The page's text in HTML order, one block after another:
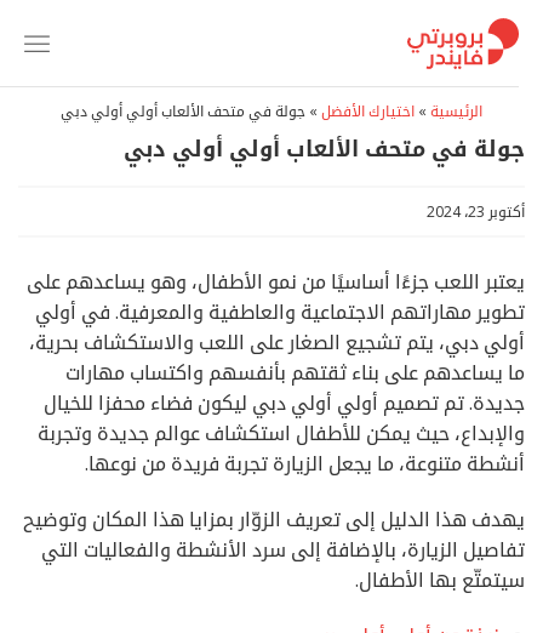
الرئيسية»اختيارك الأفضل»جولة في متحف الألعاب أولي أولي دبي
جولة في متحف الألعاب أولي أولي دبي
أكتوبر 23، 2024
يعتبر اللعب جزءًا أساسيًا من نمو الأطفال، وهو يساعدهم على
تطوير مهاراتهم الاجتماعية والعاطفية والمعرفية. في أولي
أولي دبي، يتم تشجيع الصغار على اللعب والاستكشاف بحرية،
ما يساعدهم على بناء ثقتهم بأنفسهم واكتساب مهارات
جديدة. تم تصميم أولي أولي دبي ليكون فضاء محفزا للخيال
والإبداع، حيث يمكن للأطفال استكشاف عوالم جديدة وتجربة
أنشطة متنوعة، ما يجعل الزيارة تجربة فريدة من نوعها.
يهدف هذا الدليل إلى تعريف الزوّار بمزايا هذا المكان وتوضيح
تفاصيل الزيارة، بالإضافة إلى سرد الأنشطة والفعاليات التي
سيتمتّع بها الأطفال.